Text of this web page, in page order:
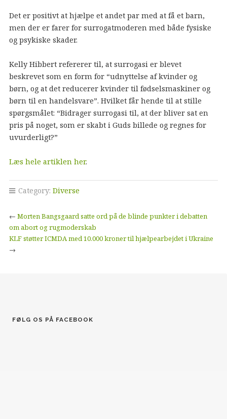
Det er positivt at hjælpe et andet par med at få et barn,
men der er farer for surrogatmoderen med både fysiske
og psykiske skader.
Kelly Hibbert refererer til, at surrogasi er blevet
beskrevet som en form for “udnyttelse af kvinder og
børn, og at det reducerer kvinder til fødselsmaskiner og
børn til en handelsvare”. Hvilket får hende til at stille
spørgsmålet: “Bidrager surrogasi til, at der bliver sat en
pris på noget, som er skabt i Guds billede og regnes for
uvurderligt?”
Læs hele artiklen her.
Category: Diverse
← Morten Bangsgaard satte ord på de blinde punkter i debatten
om abort og rugmoderskab
KLF støtter ICMDA med 10.000 kroner til hjælpearbejdet i Ukraine
→
FØLG OS PÅ FACEBOOK